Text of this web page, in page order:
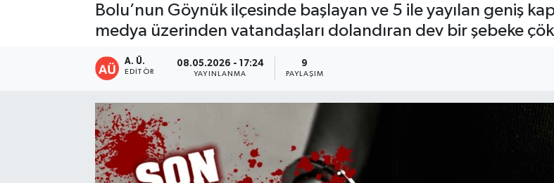
Bolu’nun Göynük ilçesinde başlayan ve 5 ile yayılan geniş
medya üzerinden vatandaşları dolandıran dev bir şebeke
A. Ü.
EDITÖR
08.05.2026 - 17:24
YAYINLANMA
9
PAYLAŞIM